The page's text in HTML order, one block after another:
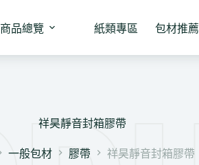
商品總覽 紙類專區 包材推薦
祥昊靜音封箱膠帶
一般包材 膠帶 祥昊靜音封箱膠帶